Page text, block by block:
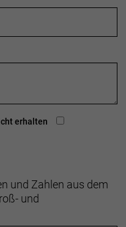
erhalten
und Zahlen aus dem
und